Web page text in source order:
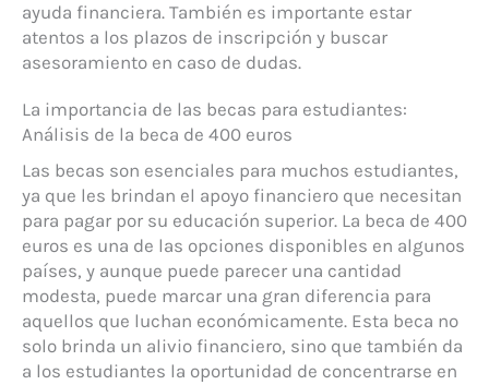
ayuda financiera. También es importante estar
atentos a los plazos de inscripción y buscar
asesoramiento en caso de dudas.
La importancia de las becas para estudiantes:
Análisis de la beca de 400 euros
Las becas son esenciales para muchos estudiantes,
ya que les brindan el apoyo financiero que necesitan
para pagar por su educación superior. La beca de 400
euros es una de las opciones disponibles en algunos
países, y aunque puede parecer una cantidad
modesta, puede marcar una gran diferencia para
aquellos que luchan económicamente. Esta beca no
solo brinda un alivio financiero, sino que también da
a los estudiantes la oportunidad de concentrarse en